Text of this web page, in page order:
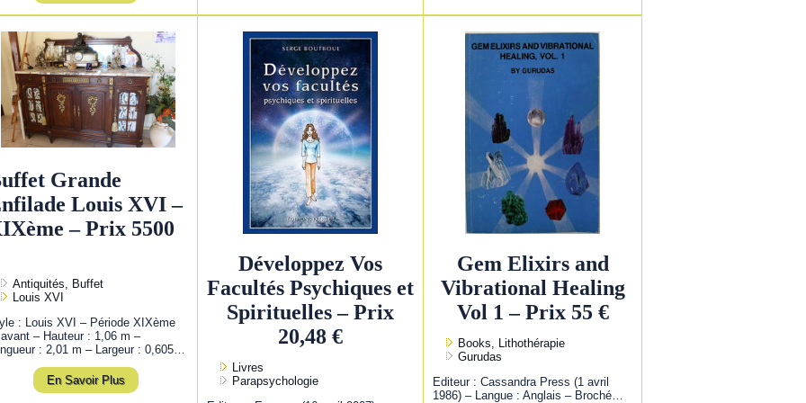
Grande
Louis XVI –
– Prix 5500
Antiquités, Buffet
Louis XVI
: Louis XVI – Période XIXème
– Hauteur : 1,06 m –
: 2,01 m – Largeur : 0,605…
En Savoir Plus
Développez Vos
Facultés Psychiques et
Spirituelles – Prix
20,48 €
Livres
Parapsychologie
Gem Elixirs and
Vibrational Healing
Vol 1 – Prix 55 €
Books, Lithothérapie
Gurudas
Editeur : Cassandra Press (1 avril
1986) – Langue : Anglais – Broché…